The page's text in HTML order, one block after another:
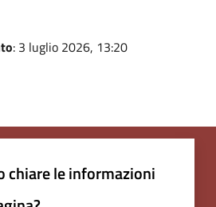
: 3 luglio 2026, 13:20
chiare le informazioni